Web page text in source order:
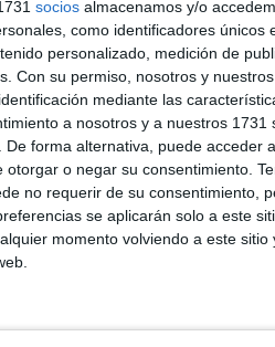
socios almacenamos y/o
como identificadores
personalizado, medición de
Con su permiso, nosotros y
mediante las
a nosotros y a nuestros
De forma alternativa, puede acceder
otorgar o negar su consentimiento.
no requerir de su consentimiento,
se aplicarán solo a este
momento volviendo a este